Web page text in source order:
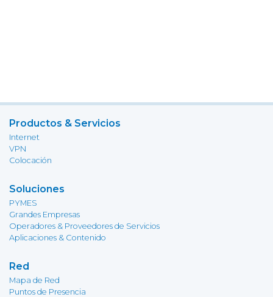
Productos & Servicios
Internet
VPN
Colocación
Soluciones
PYMES
Grandes Empresas
Operadores & Proveedores de Servicios
Aplicaciones & Contenido
Red
Mapa de Red
Puntos de Presencia